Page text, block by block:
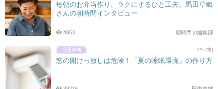
毎朝のお弁当作り、ラクにするひと工夫。馬田草織
さんの朝時間インタビュー
朝時間.jp編集部
4953
7/5 (水)
窓の開けっ放しは危険！「夏の睡眠環境」の作り方